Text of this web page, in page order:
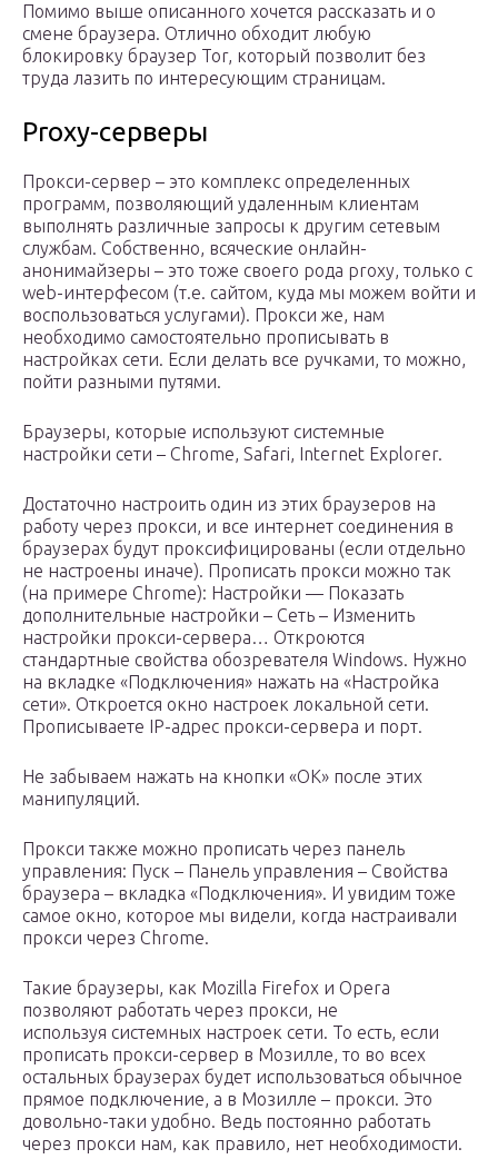
Помимо выше описанного хочется рассказать и о
смене браузера. Отлично обходит любую
блокировку браузер Tor, который позволит без
труда лазить по интересующим страницам.
Proxy-серверы
Прокси-сервер – это комплекс определенных
программ, позволяющий удаленным клиентам
выполнять различные запросы к другим сетевым
службам. Собственно, всяческие онлайн-
анонимайзеры – это тоже своего рода proxy, только с
web-интерфесом (т.е. сайтом, куда мы можем войти и
воспользоваться услугами). Прокси же, нам
необходимо самостоятельно прописывать в
настройках сети. Если делать все ручками, то можно,
пойти разными путями.
Браузеры, которые используют системные
настройки сети – Chrome, Safari, Internet Explorer.
Достаточно настроить один из этих браузеров на
работу через прокси, и все интернет соединения в
браузерах будут проксифицированы (если отдельно
не настроены иначе). Прописать прокси можно так
(на примере Chrome): Настройки — Показать
дополнительные настройки – Сеть – Изменить
настройки прокси-сервера… Откроются
стандартные свойства обозревателя Windows. Нужно
на вкладке «Подключения» нажать на «Настройка
сети». Откроется окно настроек локальной сети.
Прописываете IP-адрес прокси-сервера и порт.
Не забываем нажать на кнопки «ОК» после этих
манипуляций.
Прокси также можно прописать через панель
управления: Пуск – Панель управления – Свойства
браузера – вкладка «Подключения». И увидим тоже
самое окно, которое мы видели, когда настраивали
прокси через Chrome.
Такие браузеры, как Mozilla Firefox и Opera
позволяют работать через прокси, не
используя системных настроек сети. То есть, если
прописать прокси-сервер в Мозилле, то во всех
остальных браузерах будет использоваться обычное
прямое подключение, а в Мозилле – прокси. Это
довольно-таки удобно. Ведь постоянно работать
через прокси нам, как правило, нет необходимости.